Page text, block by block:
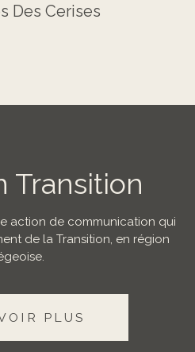
Des Cerises
Transition
action de communication qui
de la Transition, en région
PLUS